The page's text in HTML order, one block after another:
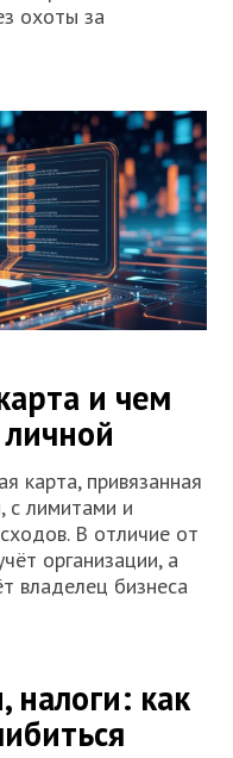
охоты за
и чем
карта, привязанная
с лимитами и
В отличие от
организации, а
владелец бизнеса
налоги: как